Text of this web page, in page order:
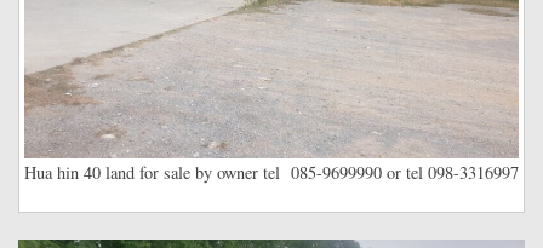
Hua hin 40 land for sale by owner tel 085-9699990 or tel 098-3316997